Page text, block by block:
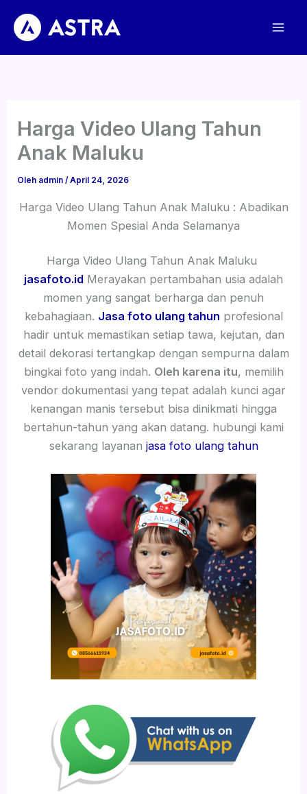
konten
Harga Video Ulang Tahun
Anak Maluku
Oleh admin/April 24, 2026
Harga Video Ulang Tahun Anak Maluku : Abadikan
Momen Spesial Anda Selamanya
Harga Video Ulang Tahun Anak Maluku
jasafoto.id Merayakan pertambahan usia adalah
momen yang sangat berharga dan penuh
kebahagiaan. Jasa foto ulang tahun profesional
hadir untuk memastikan setiap tawa, kejutan, dan
detail dekorasi tertangkap dengan sempurna dalam
bingkai foto yang indah. Oleh karena itu, memilih
vendor dokumentasi yang tepat adalah kunci agar
kenangan manis tersebut bisa dinikmati hingga
bertahun-tahun yang akan datang. hubungi kami
sekarang layanan jasa foto ulang tahun